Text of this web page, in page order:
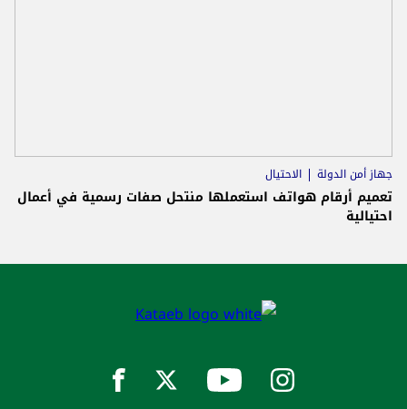
جهاز أمن الدولة الاحتيال
تعميم أرقام هواتف استعملها منتحل صفات رسمية في أعمال
احتيالية